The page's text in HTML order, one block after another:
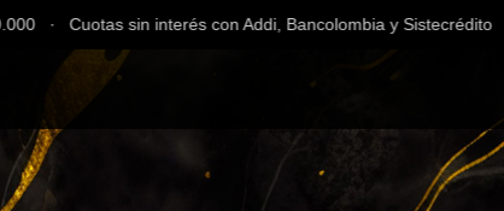
sin interés con Addi, Bancolombia y